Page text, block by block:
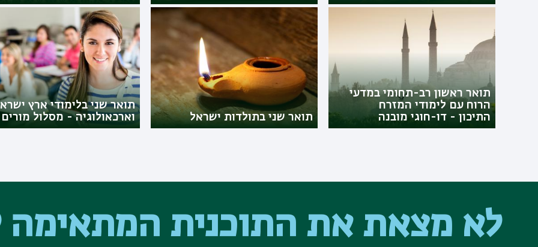
תואר ראשון רב-תחומי במדעי
הרוח עם לימודי המזרח
התיכון - דו-חוגי מובנה
תואר שני בתולדות ישראל
תואר שני בלימודי ארץ
וארכאולוגיה - מסלול מורים
לא מצאת את התוכנית המתאימה